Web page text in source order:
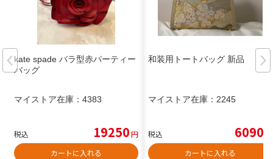
kate spade バラ型赤パーティー
バッグ
マイストア在庫： 4383
税込 19250円
カートに入れる
和装用トートバッグ 新品
マイストア在庫： 2245
税込 6090
カートに入れる